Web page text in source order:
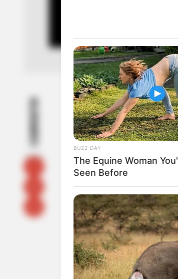
Enmenos de 72
discusiones con
de Bello, norte del
El hecho más
antioqueña, donde
Natalia Cano
se desempeñaba
sentimental en una
BUZZ DAY
The Equine Woman
Seen Before